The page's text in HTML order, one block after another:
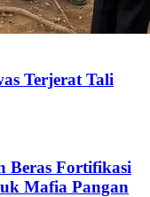
Terjerat Tali
Beras Fortifikasi
Mafia Pangan